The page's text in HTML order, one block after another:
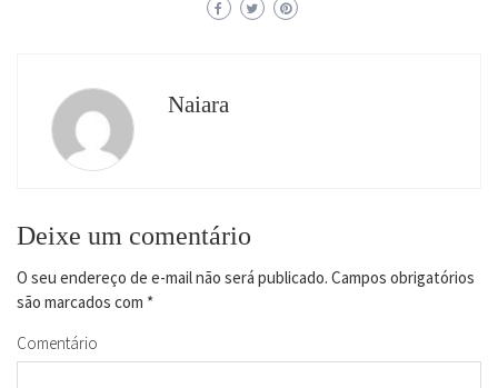
Naiara
Deixe um comentário
O seu endereço de e-mail não será publicado. Campos obrigatórios
são marcados com *
Comentário